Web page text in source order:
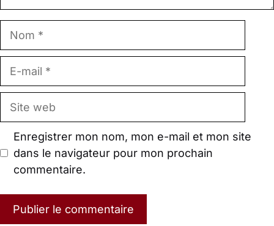
Site
web
Enregistrer mon nom, mon e-mail et mon site
dans le navigateur pour mon prochain
commentaire.